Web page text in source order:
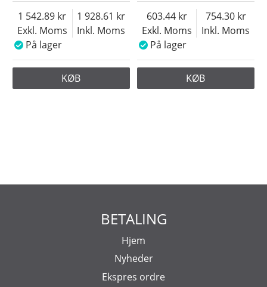
Exkl. Moms
1 542.89
Inkl. Moms
1 928.61
På lager
KØB
Exkl. Moms
603.44
Inkl. Moms
754.30
På lager
KØB
BETALING
Hjem
Nyheder
Ekspres ordre